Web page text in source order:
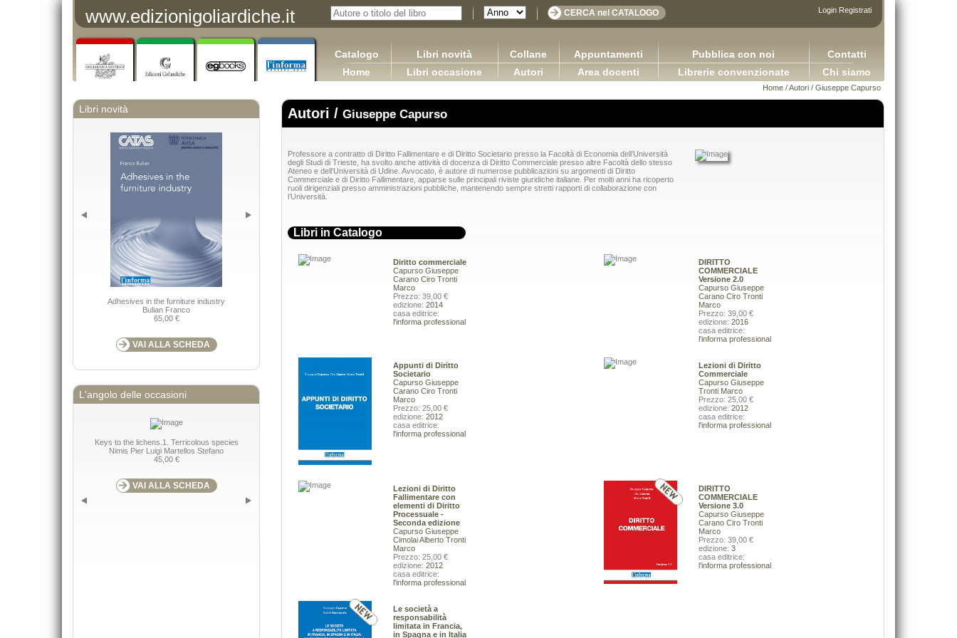
www.edizionigoliardiche.it Login Registrati
Catalogo
Home
Libri novità
Libri occasione
Collane
Autori
Appuntamenti
Area docenti
Pubblica con noi
Librerie convenzionate
Contatti
Chi siamo
Home /Autori / Giuseppe Capurso
Libri novità
Adhesives in the furniture industry
Bulian Franco
65,00 €
VAI ALLA SCHEDA
DIRITTO COMMERCIALE Versione 3.0
Capurso Giuseppe Carano Ciro Tronti Marco
Le società a responsabilità limitata in Francia, in
Spagna e in Italia
Benvenuto Rachel Capurso Giuseppe
20,00 €
L'angolo delle occasioni
Keys to the lichens.1. Terricolous species
Nimis Pier Luigi Martellos Stefano
45,00 €
VAI ALLA SCHEDA
Guide alla flora - I.Grado (GO), Magredi di Vivaro
Nimis Pier Luigi Martellos Stefano
45,00 €
Autori / Giuseppe Capurso
Professore a contratto di Diritto Fallimentare e di Diritto Societario presso la Facoltà di Economia dell’Università
degli Studi di Trieste, ha svolto anche attività di docenza di Diritto Commerciale presso altre Facoltà dello stesso
Ateneo e dell’Università di Udine. Avvocato, è autore di numerose pubblicazioni su argomenti di Diritto
Commerciale e di Diritto Fallimentare, apparse sulle principali riviste giuridiche italiane. Per molti anni ha ricoperto
ruoli dirigenziali presso amministrazioni pubbliche, mantenendo sempre stretti rapporti di collaborazione con
l’Università.
Libri in Catalogo
Diritto commerciale
Capurso Giuseppe
Carano Ciro Tronti
Marco
Prezzo: 39,00 €
edizione: 2014
casa editrice:
l'informa professional
DIRITTO
COMMERCIALE
Versione 2.0
Capurso Giuseppe
Carano CiroTronti
Marco
Prezzo: 39,00 €
edizione:2016
casa editrice:
l'informa professional
Appunti di Diritto
Societario
Capurso Giuseppe
Carano Ciro Tronti
Marco
Prezzo: 25,00 €
edizione: 2012
casa editrice:
l'informa professional
Lezioni di Diritto
Commerciale
Capurso Giuseppe
Tronti Marco
Prezzo: 25,00 €
edizione:2012
casa editrice:
l'informa professional
Lezioni di Diritto
Fallimentare con
elementi di Diritto
Processuale -
Seconda edizione
Capurso Giuseppe
Cimolai Alberto Tronti
Marco
Prezzo: 25,00 €
edizione: 2012
casa editrice:
l'informa professional
DIRITTO
COMMERCIALE
Versione 3.0
Capurso Giuseppe
Carano CiroTronti
Marco
Prezzo: 39,00 €
edizione:3
casa editrice:
l'informa professional
Le società a
responsabilità
limitata in Francia,
in Spagna e in Italia